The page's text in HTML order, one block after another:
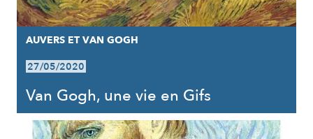
AUVERS ET VAN GOGH
27/05/2020
Van Gogh, une vie en Gifs